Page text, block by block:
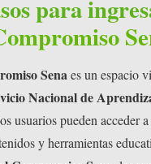
para
Sena es un espacio
Nacional de
usuarios pueden acceder
y herramientas